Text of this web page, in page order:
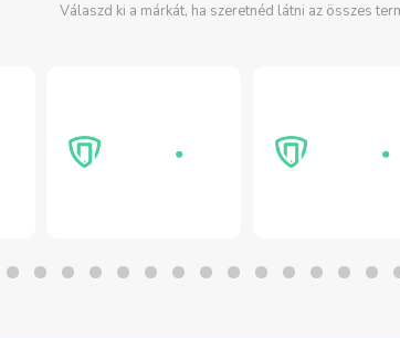
Válaszd ki a márkát, ha szeretnéd látni az összes